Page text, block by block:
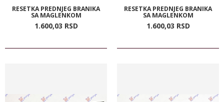
RESETKA PREDNJEG BRANIKA
SA MAGLENKOM
1.600,03 RSD
RESETKA PREDNJEG BRANIKA
SA MAGLENKOM
1.600,03 RSD